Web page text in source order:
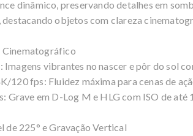
dinâmico, preservando detalhes em
destacando objetos com clareza
Cinematográfico
vibrantes no nascer e pôr do sol
120 fps: Fluidez máxima para cenas de
Grave em D-Log M e HLG com ISO de
de 225° e Gravação Vertical